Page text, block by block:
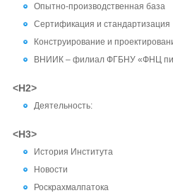
Опытно-производственная база
Сертификация и стандартизация
Конструирование и
ВНИИК – филиал ФГБНУ «ФНЦ
<H2>
Деятельность:
<H3>
История Института
Новости
Роскрахмалпатока